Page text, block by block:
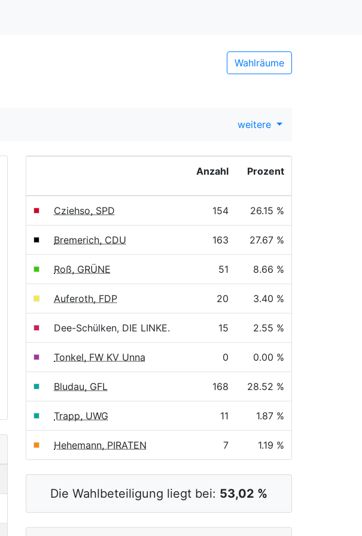
Wahlräume
weitere
Anzahl Prozent
Cziehso, SPD 154 26.15 %
Bremerich, CDU 163 27.67 %
Roß, GRÜNE 51 8.66 %
Auferoth, FDP 20 3.40 %
Dee-Schülken, DIE LINKE. 15 2.55 %
Tonkel, FW KV Unna 0 0.00 %
Bludau, GFL 168 28.52 %
Trapp, UWG 11 1.87 %
Hehemann, PIRATEN 7 1.19 %
Die Wahlbeteiligung liegt bei: 53,02 %